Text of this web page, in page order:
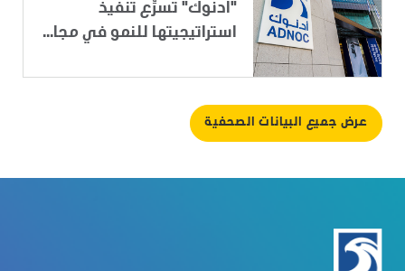
"أدنوك" تسرِّع تنفيذ
استراتيجيتها للنمو في مجا...
عرض جميع البيانات الصحفية